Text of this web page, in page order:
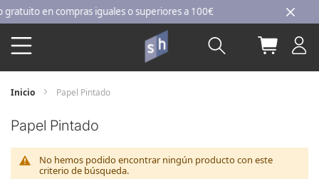
Ir
al
contenido
en compras iguales o superiores a 100€
Buscar Mi
Inicio Papel Pintado
Papel Pintado
No hemos podido encontrar ningún producto con este
criterio de búsqueda.